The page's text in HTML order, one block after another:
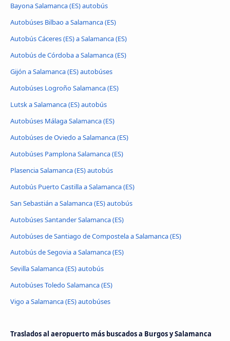
Bayona Salamanca (ES) autobús
Autobúses Bilbao a Salamanca (ES)
Autobús Cáceres‎‎ (ES) a Salamanca (ES)
Autobús de Córdoba a Salamanca (ES)
Gijón a Salamanca (ES) autobúses
Autobúses Logroño Salamanca (ES)
Lutsk a Salamanca (ES) autobús
Autobúses Málaga Salamanca (ES)
Autobúses de Oviedo a Salamanca (ES)
Autobúses Pamplona Salamanca (ES)
Plasencia Salamanca (ES) autobús
Autobús Puerto Castilla a Salamanca (ES)
San Sebastián a Salamanca (ES) autobús
Autobúses Santander Salamanca (ES)
Autobúses de Santiago de Compostela a Salamanca (ES)
Autobús de Segovia a Salamanca (ES)
Sevilla Salamanca (ES) autobús
Autobúses Toledo Salamanca (ES)
Vigo a Salamanca (ES) autobúses
Traslados al aeropuerto más buscados a Burgos y Salamanca